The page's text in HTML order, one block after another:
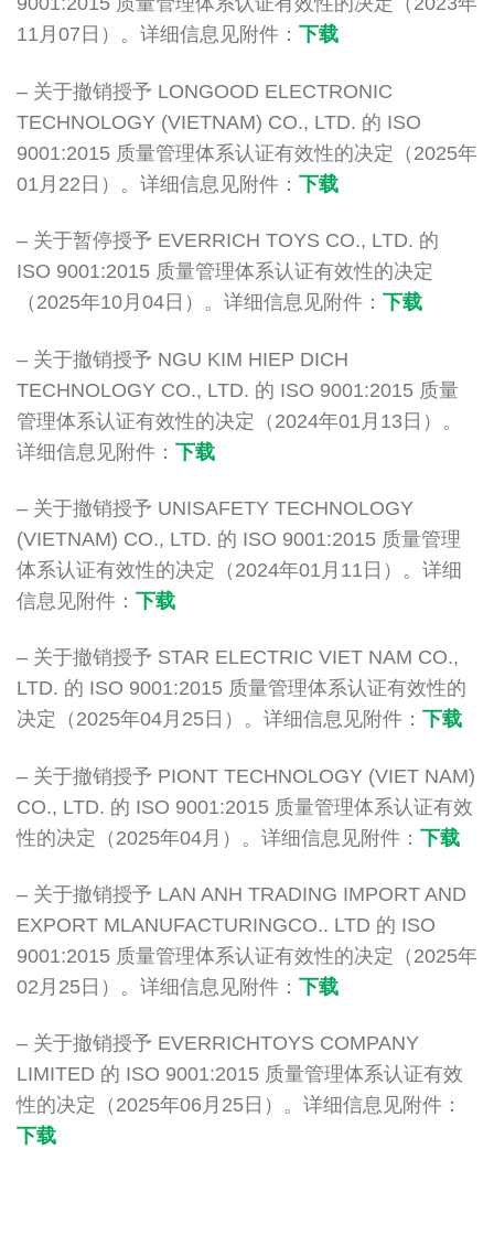
11月07日）。详细信息见附件： 下载
– 关于撤销授予 LONGOOD ELECTRONIC
TECHNOLOGY (VIETNAM) CO., LTD. 的 ISO
9001:2015 质量管理体系认证有效性的决定（2025年
01月22日）。详细信息见附件： 下载
– 关于暂停授予 EVERRICH TOYS CO., LTD. 的
ISO 9001:2015 质量管理体系认证有效性的决定
（2025年10月04日）。详细信息见附件： 下载
– 关于撤销授予 NGU KIM HIEP DICH
TECHNOLOGY CO., LTD. 的 ISO 9001:2015 质量
管理体系认证有效性的决定（2024年01月13日）。
详细信息见附件： 下载
– 关于撤销授予 UNISAFETY TECHNOLOGY
(VIETNAM) CO., LTD. 的 ISO 9001:2015 质量管理
体系认证有效性的决定（2024年01月11日）。详细
信息见附件： 下载
– 关于撤销授予 STAR ELECTRIC VIET NAM CO.,
LTD. 的 ISO 9001:2015 质量管理体系认证有效性的
决定（2025年04月25日）。详细信息见附件： 下载
– 关于撤销授予 PIONT TECHNOLOGY (VIET NAM)
CO., LTD. 的 ISO 9001:2015 质量管理体系认证有效
性的决定（2025年04月）。详细信息见附件： 下载
– 关于撤销授予 LAN ANH TRADING IMPORT AND
EXPORT MLANUFACTURINGCO.. LTD 的 ISO
9001:2015 质量管理体系认证有效性的决定（2025年
02月25日）。详细信息见附件： 下载
– 关于撤销授予 EVERRICHTOYS COMPANY
LIMITED 的 ISO 9001:2015 质量管理体系认证有效
性的决定（2025年06月25日）。详细信息见附件：
下载